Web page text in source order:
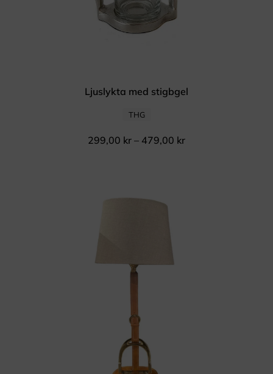
Ljuslykta med stigbgel
THG
299,00 kr – 479,00 kr